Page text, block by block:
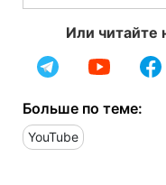
Или читайте
Больше по теме:
YouTube